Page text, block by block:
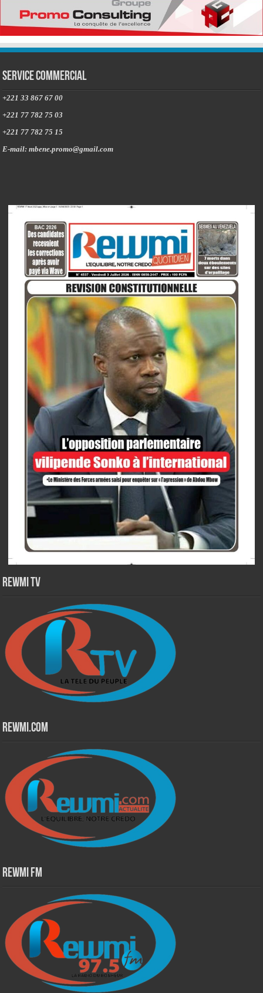
Service commercial
+221 33 867 67 00
+221 77 782 75 03
+221 77 782 75 15
E-mail: mbene.promo@gmail.com
Rewmi TV
Rewmi.Com
Rewmi Fm